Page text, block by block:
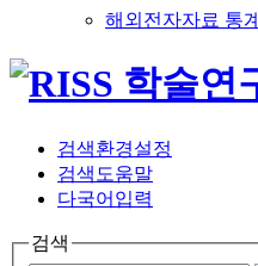
해외전자자료 통계
검색환경설정
검색도움말
다국어입력
검색